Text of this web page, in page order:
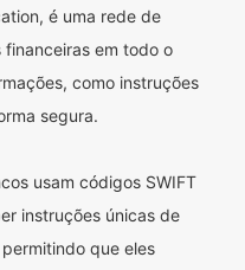
é uma rede de
em todo o
como instruções
segura.
usam códigos SWIFT
instruções únicas de
que eles